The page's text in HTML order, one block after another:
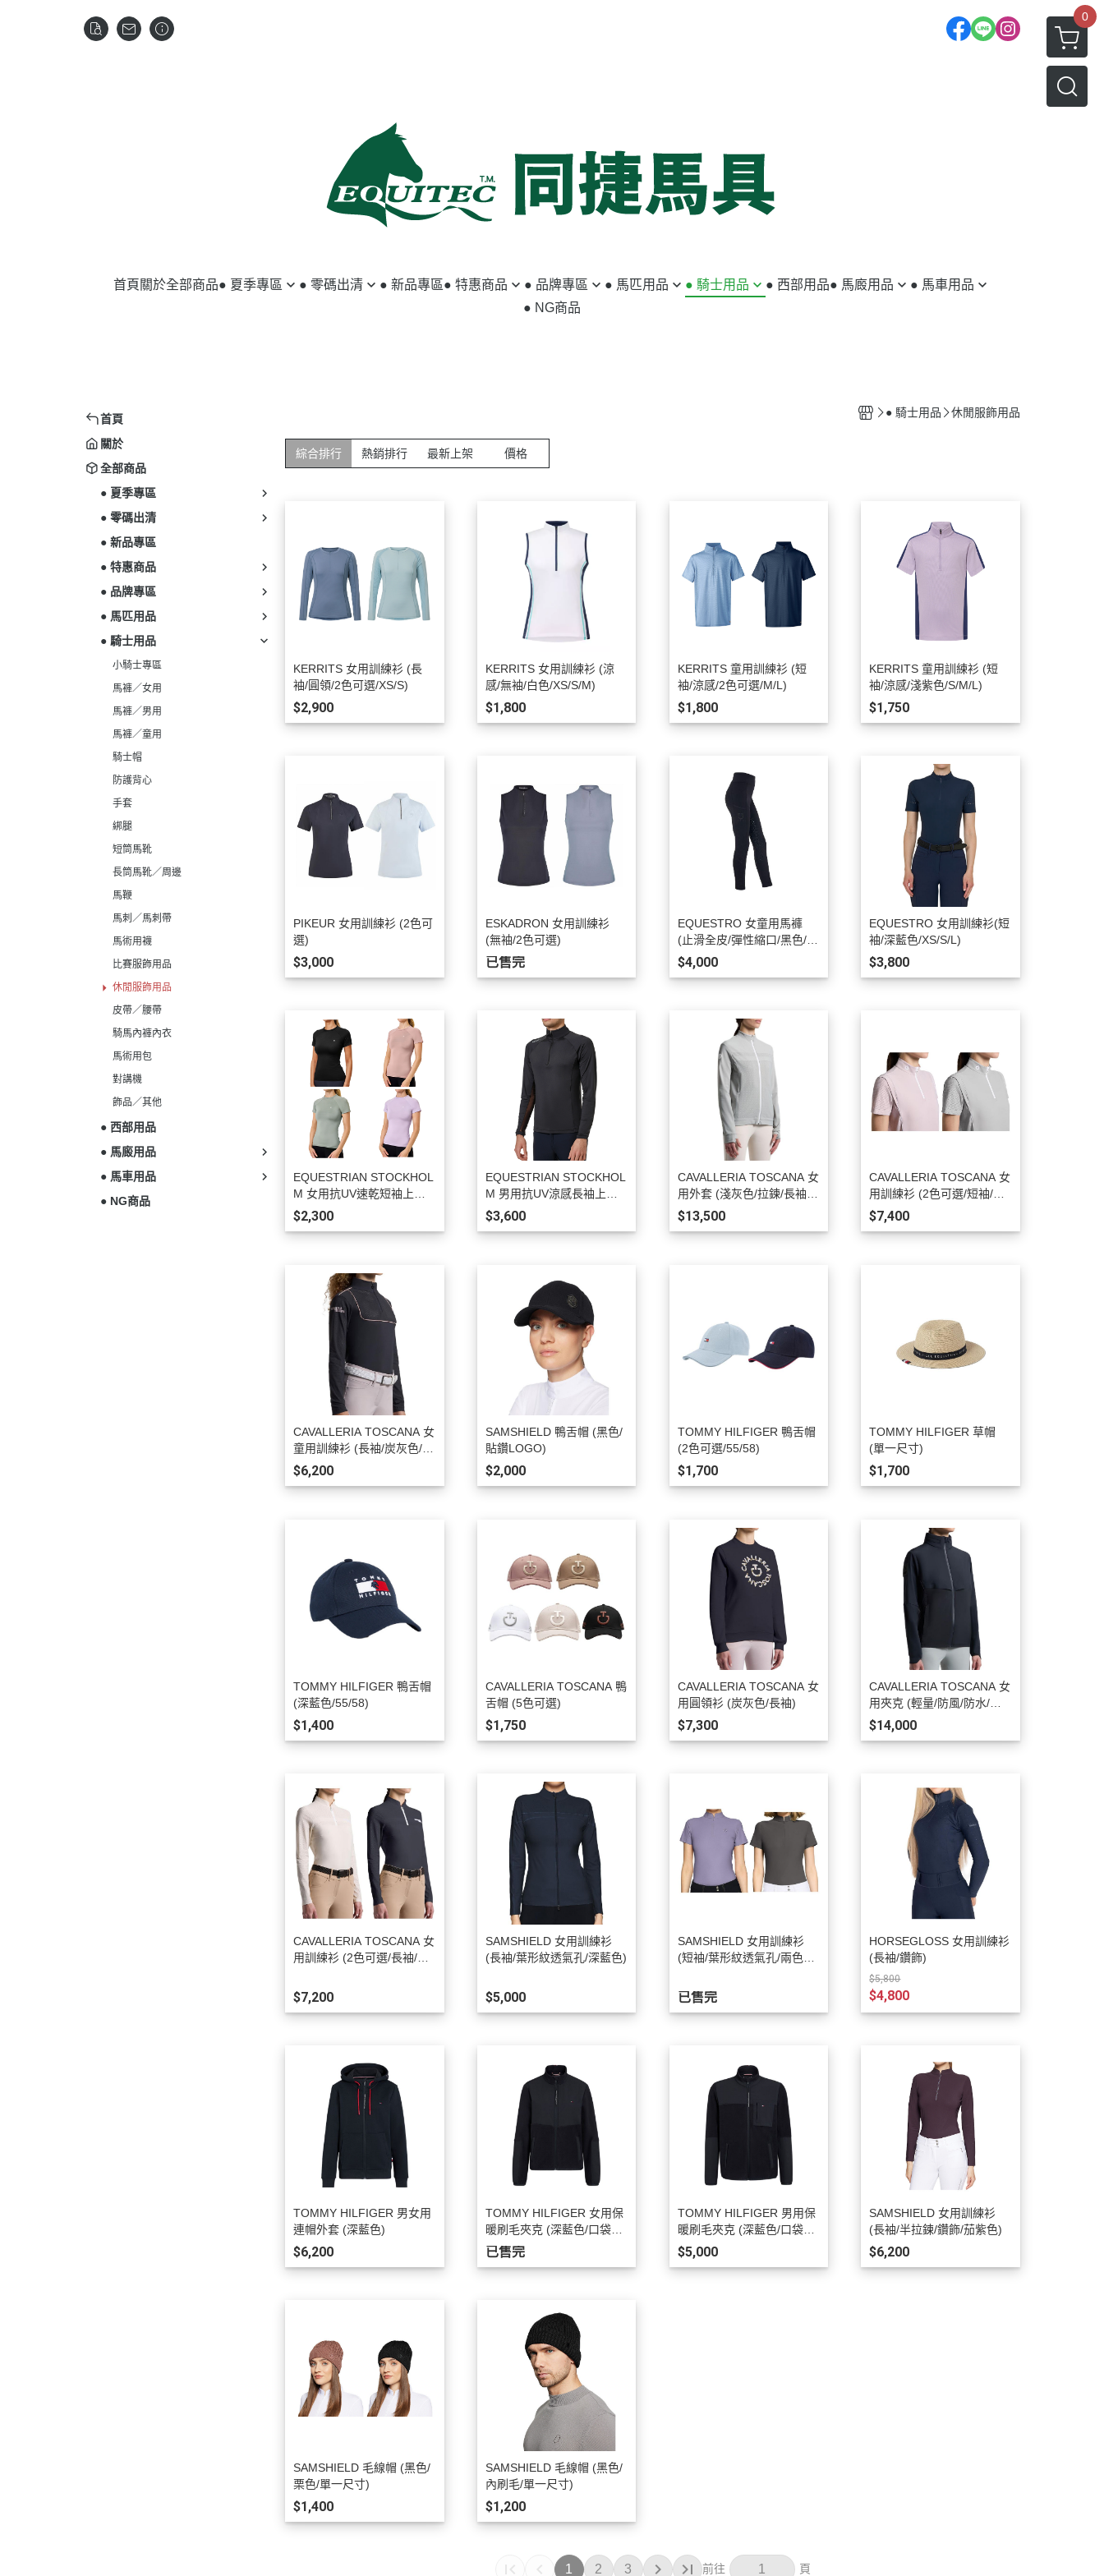
0
首頁 關於全部商品● 夏季專區 ● 零碼出清 ● 新品專區● 特惠商品 ● 品牌專區
BR
DERRIERE
DREAMERS
EGO7
ELT
ESKADRON
EQUITEC
EQUILINE
EQUITURE
EQUIPE
FABBRI
FREEJUMP
FLEX-ON
HV POLO
JIN STIRRUP
KERRITS
LEMIEUX
LEOVET
PREMIERE
RG Riders Gene
SAMSHIELD．服飾
SAMSHIELD．騎士帽
SEAVER
SCHOCKEMOHLE
TOMMY HILFIGER
UVEX
● 馬匹用品
運輸護具 (綁腿／馬尾)
繃帶
馬衣（防蟲／毯衣／保暖）
調教配備
馬場馬術套組 (汗墊+繃帶)
綜合障礙套組 (汗墊+護具/耳罩)
馬場馬術汗墊
馬蹄照護用品
防蚊驅蠅用品
毛髮皮膚護理
肌肉關節護理
比賽美容用品
餅乾零食
● 騎士用品
長筒馬靴／周邊
馬刺／馬刺帶
比賽服飾用品
休閒服飾用品
皮帶／腰帶
● 西部用品● 馬廄用品 ● 馬車用品
● NG商品
首頁
關於
全部商品
● 夏季專區
● 零碼出清
● 新品專區
● 特惠商品
● 品牌專區
● 馬匹用品
● 騎士用品
小騎士專區
馬褲／女用
馬褲／男用
馬褲／童用
騎士帽
防護背心
手套
綁腿
短筒馬靴
長筒馬靴／周邊
馬鞭
馬刺／馬刺帶
馬術用襪
比賽服飾用品
休閒服飾用品
皮帶／腰帶
騎馬內褲內衣
馬術用包
對講機
飾品／其他
● 西部用品
● 馬廄用品
● 馬車用品
● NG商品
● 騎士用品 休閒服飾用品
綜合排行 熱銷排行 最新上架 價格
KERRITS 女用訓練衫 (長
袖/圓領/2色可選/XS/S)
$2,900
KERRITS 女用訓練衫 (涼
感/無袖/白色/XS/S/M)
$1,800
KERRITS 童用訓練衫 (短
袖/涼感/2色可選/M/L)
$1,800
KERRITS 童用訓練衫 (短
袖/涼感/淺紫色/S/M/L)
$1,750
PIKEUR 女用訓練衫 (2色可
選)
$3,000
ESKADRON 女用訓練衫
(無袖/2色可選)
已售完
EQUESTRO 女童用馬褲
(止滑全皮/彈性縮口/黑色/12
8/140/152)
$4,000
EQUESTRO 女用訓練衫(短
袖/深藍色/XS/S/L)
$3,800
EQUESTRIAN STOCKHOL
M 女用抗UV速乾短袖上衣
(4色可選/S/M)
$2,300
EQUESTRIAN STOCKHOL
M 男用抗UV涼感長袖上衣
(黑色/M)
$3,600
CAVALLERIA TOSCANA 女
用外套 (淺灰色/拉鍊/長袖/
輕薄透氣)
$13,500
CAVALLERIA TOSCANA 女
用訓練衫 (2色可選/短袖/透
氣)
$7,400
CAVALLERIA TOSCANA 女
童用訓練衫 (長袖/炭灰色/1
2/14)
$6,200
SAMSHIELD 鴨舌帽 (黑色/
貼鑽LOGO)
$2,000
TOMMY HILFIGER 鴨舌帽
(2色可選/55/58)
$1,700
TOMMY HILFIGER 草帽
(單一尺寸)
$1,700
TOMMY HILFIGER 鴨舌帽
(深藍色/55/58)
$1,400
CAVALLERIA TOSCANA 鴨
舌帽 (5色可選)
$1,750
CAVALLERIA TOSCANA 女
用圓領衫 (炭灰色/長袖)
$7,300
CAVALLERIA TOSCANA 女
用夾克 (輕量/防風/防水/炭
灰色)
$14,000
CAVALLERIA TOSCANA 女
用訓練衫 (2色可選/長袖/透
$7,200
SAMSHIELD 女用訓練衫
(長袖/葉形紋透氣孔/深藍色)
$5,000
SAMSHIELD 女用訓練衫
(短袖/葉形紋透氣孔/兩色可
已售完
HORSEGLOSS 女用訓練衫
(長袖/鑽飾)
$5,800
$4,800
TOMMY HILFIGER 男女用
連帽外套 (深藍色)
$6,200
TOMMY HILFIGER 女用保
暖刷毛夾克 (深藍色/口袋設
計/M)
已售完
TOMMY HILFIGER 男用保
暖刷毛夾克 (深藍色/口袋設
計/M)
$5,000
SAMSHIELD 女用訓練衫
(長袖/半拉鍊/鑽飾/茄紫色)
$6,200
SAMSHIELD 毛線帽 (黑色/
栗色/單一尺寸)
$1,400
SAMSHIELD 毛線帽 (黑色/
內刷毛/單一尺寸)
$1,200
1 2 3